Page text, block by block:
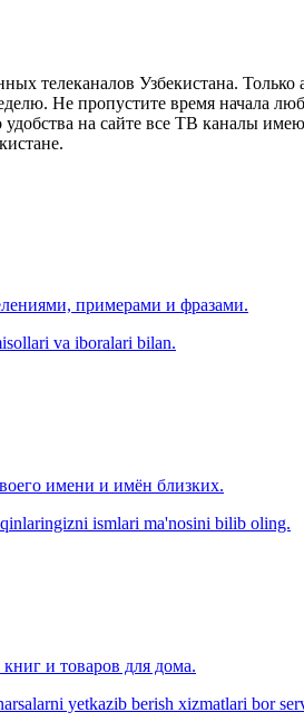
телеканалов Узбекистана.
Не пропустите время начала
на сайте все ТВ каналы
примерами и фразами.
va iboralari bilan.
имени и имён близких.
ismlari ma'nosini bilib oling.
и товаров для дома.
yetkazib berish xizmatlari bor